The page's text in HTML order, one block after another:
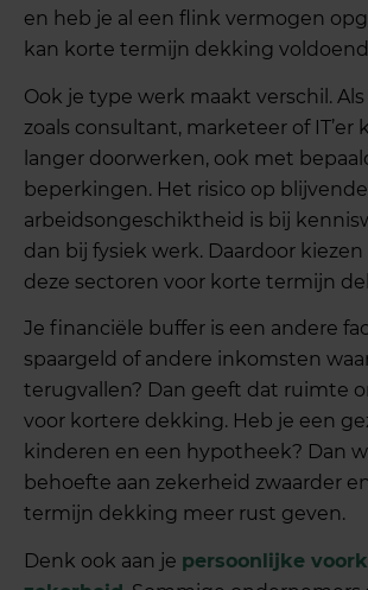
en heb je al een flink vermogen
kan korte termijn dekking
Ook je type werk maakt verschil.
zoals consultant, marketeer of IT’er
langer doorwerken, ook met
beperkingen. Het risico op
arbeidsongeschiktheid is bij
dan bij fysiek werk. Daardoor kiezen
deze sectoren voor korte termijn
Je financiële buffer is een andere
spaargeld of andere inkomsten
terugvallen? Dan geeft dat ruimte
voor kortere dekking. Heb je een
kinderen en een hypotheek? Dan
behoefte aan zekerheid zwaarder
termijn dekking meer rust geven.
Denk ook aan je persoonlijke